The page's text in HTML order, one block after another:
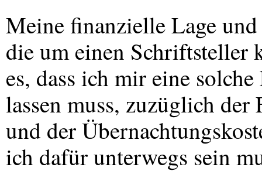
Meine finanzielle Lage
die um einen Schriftsteller
es, dass ich mir eine
lassen muss, zuzüglich
und der
ich dafür unterwegs sein